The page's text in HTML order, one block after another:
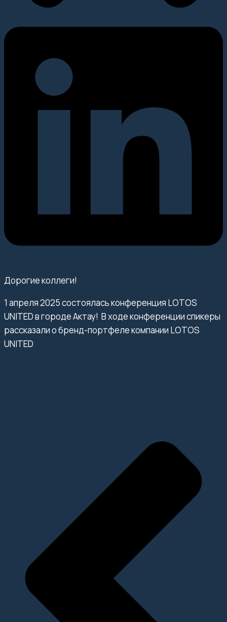
Дорогие коллеги!
1 апреля 2025 состоялась конференция LOTOS
UNITED в городе Актау! В ходе конференции спикеры
рассказали о бренд-портфеле компании LOTOS
UNITED